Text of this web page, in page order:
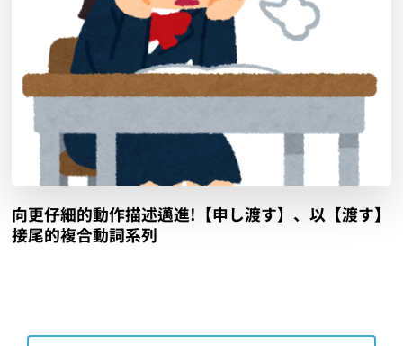
向更仔細的動作描述邁進!【申し渡す】、以【渡す】
接尾的複合動詞系列